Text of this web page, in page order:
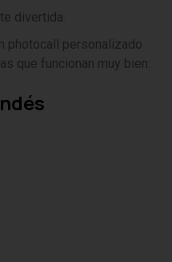
divertida.
photocall personalizado
que funcionan muy bien: